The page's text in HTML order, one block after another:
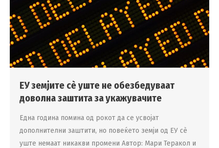
ЕУ земјите сѐ уште не обезбедуваат
доволна заштита за укажувачите
Една година помина од рокот да се усвојат
дополнителни заштити, но повеќето земји од ЕУ сѐ
уште немаат никакви промени Автор: Мари Теракол и